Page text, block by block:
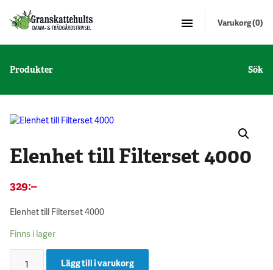
Varukorg (0)
Produkter Sök
Elenhet till Filterset 4000
329:–
Elenhet till Filterset 4000
Finns i lager
Lägg till i varukorg